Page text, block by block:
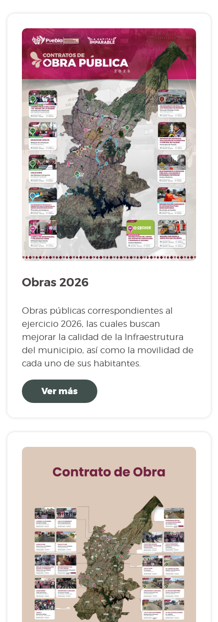
Obras 2026
Obras públicas correspondientes al
ejercicio 2026, las cuales buscan
mejorar la calidad de la Infraestrutura
del municipio, así como la movilidad de
cada uno de sus habitantes.
Ver más